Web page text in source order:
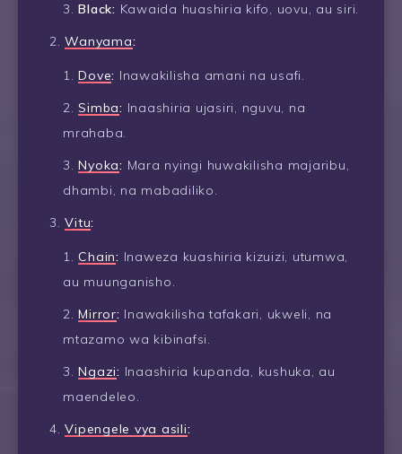
Black: Kawaida huashiria kifo, uovu, au siri.
Wanyama:
Dove: Inawakilisha amani na usafi.
Simba: Inaashiria ujasiri, nguvu, na
mrahaba.
Nyoka: Mara nyingi huwakilisha majaribu,
dhambi, na mabadiliko.
Vitu:
Chain: Inaweza kuashiria kizuizi, utumwa,
au muunganisho.
Mirror: Inawakilisha tafakari, ukweli, na
mtazamo wa kibinafsi.
Ngazi: Inaashiria kupanda, kushuka, au
maendeleo.
Vipengele vya asili: